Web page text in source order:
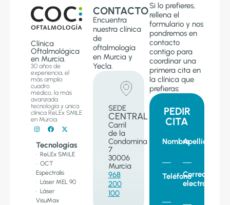
Clínica
Oftalmológica
en Murcia.
30 años de
experiencia, el
más amplio
cuadro
médico, la más
avanzada
tecnología y única
clínica ReLEx SMILE
en Murcia.
Tecnologías
· ReLEx SMILE
· OCT
Espectralis
· Láser MEL 90
· Láser
VisuMax
CONTACTO
Encuentra
nuestra clínica
de
oftalmología
en Murcia y
Yecla.
SEDE
CENTRAL
Carril
de la
Condomina
7
30006
Murcia
968
200
100
Si lo prefieres,
rellena el
formulario y nos
pondremos en
contacto
contigo para
coordinar una
primera cita en
la clínica que
prefieras:
PEDIR
CITA
NombreApellido
TeléfonoCorreo
electronico